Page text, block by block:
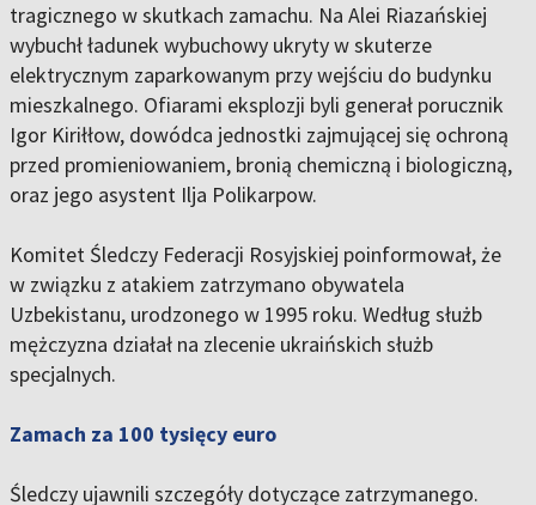
tragicznego w skutkach zamachu. Na Alei Riazańskiej
wybuchł ładunek wybuchowy ukryty w skuterze
elektrycznym zaparkowanym przy wejściu do budynku
mieszkalnego. Ofiarami eksplozji byli generał porucznik
Igor Kiriłłow, dowódca jednostki zajmującej się ochroną
przed promieniowaniem, bronią chemiczną i biologiczną,
oraz jego asystent Ilja Polikarpow.
Komitet Śledczy Federacji Rosyjskiej poinformował, że
w związku z atakiem zatrzymano obywatela
Uzbekistanu, urodzonego w 1995 roku. Według służb
mężczyzna działał na zlecenie ukraińskich służb
specjalnych.
Zamach za 100 tysięcy euro
Śledczy ujawnili szczegóły dotyczące zatrzymanego.